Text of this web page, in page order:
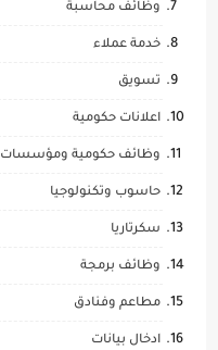
وظائف محاسبة
خدمة عملاء
تسويق
اعلانات حكومية
وظائف حكومية ومؤسسات
حاسوب وتكنولوجيا
سكرتاريا
وظائف برمجة
مطاعم وفنادق
ادخال بيانات